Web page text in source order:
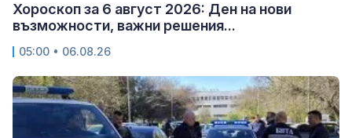
Хороскоп за 6 август 2026: Ден на нови
възможности, важни решения...
05:00 • 06.08.26